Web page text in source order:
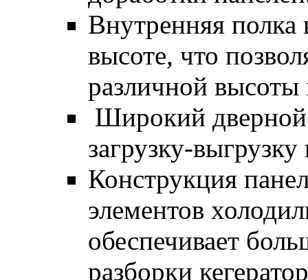
Внутренняя полка
высоте, что
различной
Широкий дверной
загрузку-
Конструкция
элементов
обеспечивает
разборки